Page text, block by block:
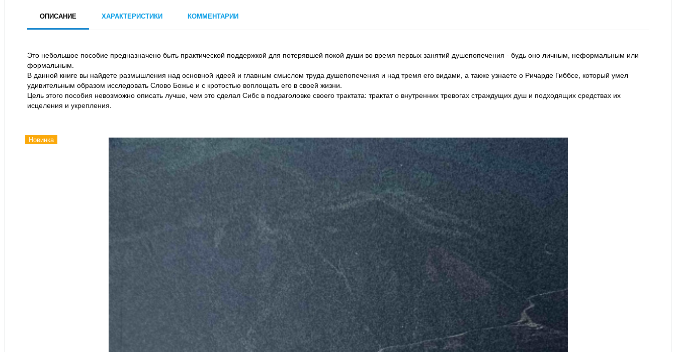
ОПИСАНИЕ ХАРАКТЕРИСТИКИ КОММЕНТАРИИ
Это небольшое пособие предназначено быть практической поддержкой для потерявшей покой души во время первых занятий душепопечения - будь оно личным, неформальным или
формальным.
В данной книге вы найдете размышления над основной идеей и главным смыслом труда душепопечения и над тремя его видами, а также узнаете о Ричарде Гиббсе, который умел
удивительным образом исследовать Слово Божье и с кротостью воплощать его в своей жизни.
Цель этого пособия невозможно описать лучше, чем это сделал Сибс в подзаголовке своего трактата: трактат о внутренних тревогах страждущих душ и подходящих средствах их
исцеления и укрепления.
Новинка